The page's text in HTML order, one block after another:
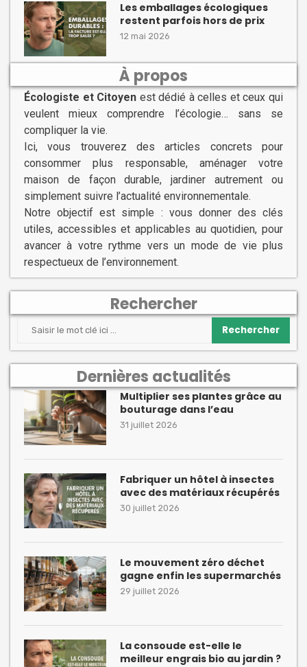
Les emballages écologiques
restent parfois hors de prix
12 mai 2026
À propos
Écologiste et Citoyen est dédié à celles et ceux qui
veulent mieux comprendre l’écologie… sans se
compliquer la vie.
Ici, vous trouverez des articles concrets pour
consommer plus responsable, aménager votre
maison de façon durable, jardiner autrement ou
simplement suivre l’actualité environnementale.
Notre objectif est simple : vous donner des clés
utiles, accessibles et applicables au quotidien, pour
avancer à votre rythme vers un mode de vie plus
respectueux de l’environnement.
Rechercher
Rechercher
Dernières actualités
Multiplier ses plantes grâce au
bouturage dans l’eau
31 juillet 2026
Fabriquer un hôtel à insectes
avec des matériaux récupérés
30 juillet 2026
Le mouvement zéro déchet
gagne enfin les supermarchés
29 juillet 2026
La consoude est-elle le
meilleur engrais bio au jardin ?